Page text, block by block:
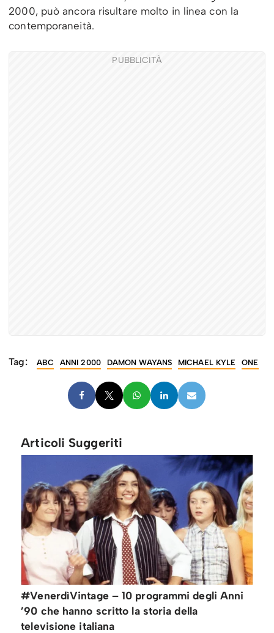
2000, può ancora risultare molto in linea con la
contemporaneità.
PUBBLICITÀ
Tag: ABC ANNI 2000 DAMON WAYANS MICHAEL KYLE ONE
Articoli Suggeriti
#VenerdìVintage – 10 programmi degli Anni
’90 che hanno scritto la storia della
televisione italiana